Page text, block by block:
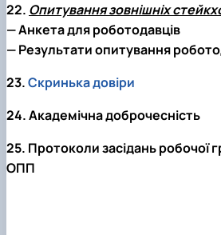
22. Опитування зовнішніх
— Анкета для роботодавців
— Результати опитування
23.Скринька довіри
24. Академічна доброчесність
25. Протоколи засідань робочої
ОПП